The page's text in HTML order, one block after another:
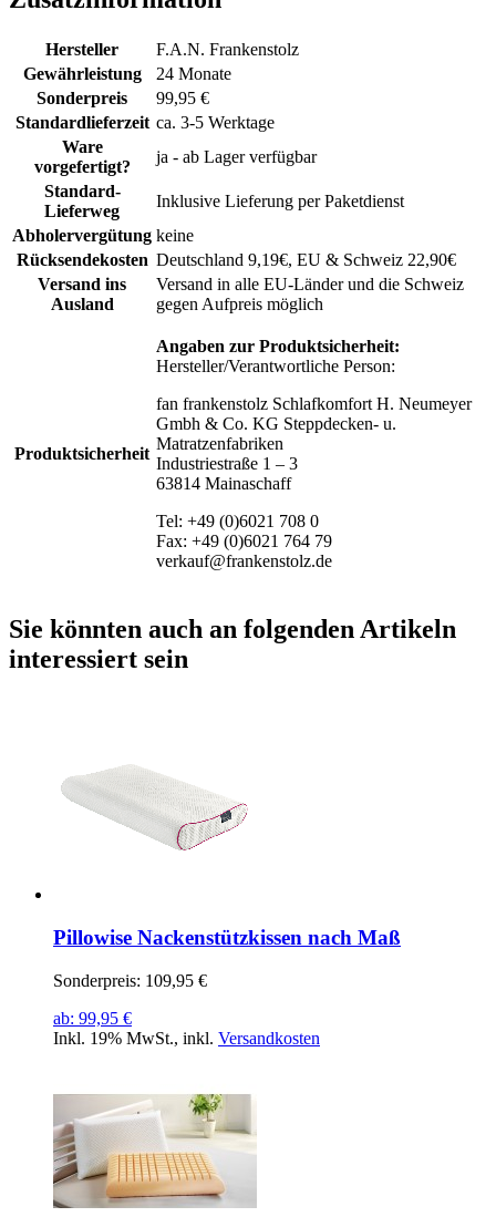
Hersteller
F.A.N. Frankenstolz
Gewährleistung
24 Monate
Sonderpreis
99,95 €
Standardlieferzeit ca. 3-5 Werktage
Ware
vorgefertigt?
ja - ab Lager verfügbar
Standard-
Lieferweg
Inklusive Lieferung per Paketdienst
Abholervergütung keine
Rücksendekosten Deutschland 9,19€, EU & Schweiz 22,90€
Versand ins
Ausland
Versand in alle EU-Länder und die Schweiz
gegen Aufpreis möglich
Produktsicherheit
Angaben zur Produktsicherheit:
Hersteller/Verantwortliche Person:
fan frankenstolz Schlafkomfort H. Neumeyer
Gmbh & Co. KG Steppdecken- u.
Matratzenfabriken
Industriestraße 1 – 3
63814 Mainaschaff
Tel: +49 (0)6021 708 0
Fax: +49 (0)6021 764 79
verkauf@frankenstolz.de
Sie könnten auch an folgenden Artikeln
interessiert sein
Pillowise Nackenstützkissen nach Maß
Sonderpreis: 109,95 €
ab: 99,95 €
Inkl. 19% MwSt., inkl. Versandkosten